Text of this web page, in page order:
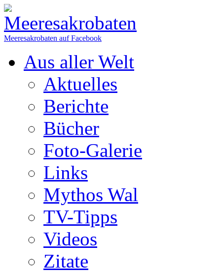
Meeresakrobaten auf Facebook
Aus aller Welt
Aktuelles
Berichte
Bücher
Foto-Galerie
Links
Mythos Wal
TV-Tipps
Videos
Zitate